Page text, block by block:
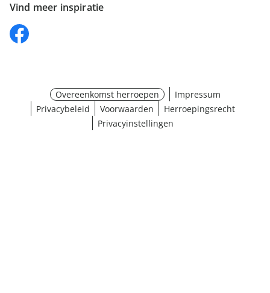
Vind meer inspiratie
Overeenkomst herroepen
Impressum
Privacybeleid
Voorwaarden
Herroepingsrecht
Privacyinstellingen